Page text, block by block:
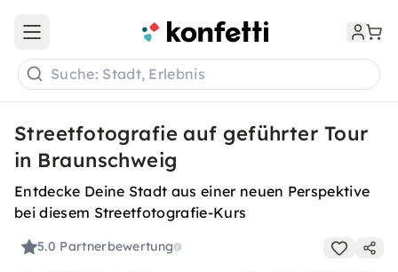
Open main menu
Suche: Stadt, Erlebnis
Streetfotografie auf geführter Tour
in Braunschweig
Entdecke Deine Stadt aus einer neuen Perspektive
bei diesem Streetfotografie-Kurs
5.0 Partnerbewertung